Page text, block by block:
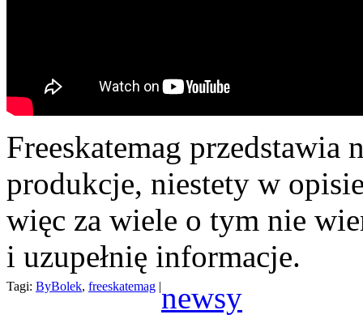
Freeskatemag przedstawia
produkcje, niestety w
więc za wiele o tym nie
i uzupełnię informacje.
Tagi: ByBolek, freeskatemag |newsy